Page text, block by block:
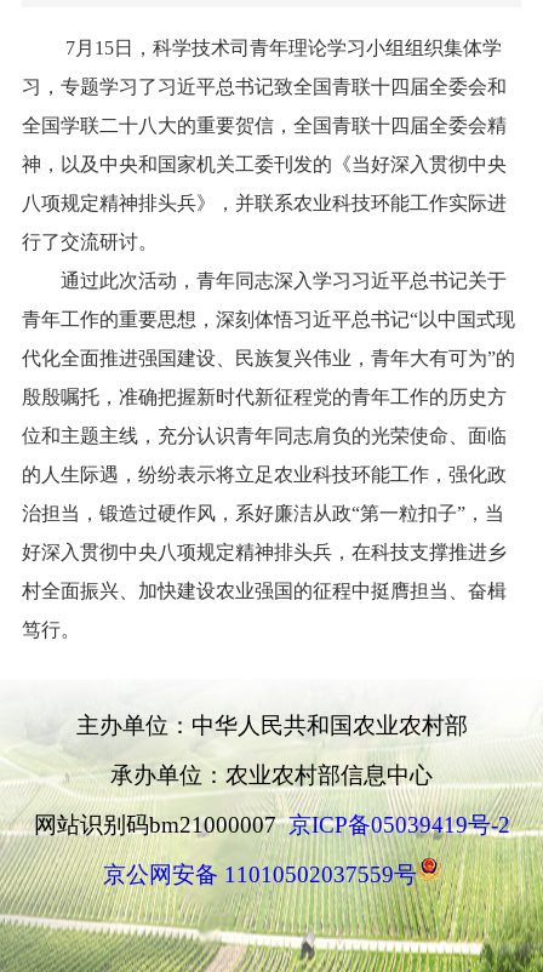
7月 15日，科学技术司青年理论学习小组组织集体学
习，专题学习了习近平总书记致全国青联十四届全委会和
全国学联二十八大的重要贺信，全国青联十四届全委会精
神，以及中央和国家机关工委刊发的《当好深入贯彻中央
八项规定精神排头兵》，并联系农业科技环能工作实际进
行了交流研讨。
通过此次活动，青年同志深入学习习近平总书记关于
青年工作的重要思想，深刻体悟习近平总书记“以中国式现
代化全面推进强国建设、民族复兴伟业，青年大有可为”的
殷殷嘱托，准确把握新时代新征程党的青年工作的历史方
位和主题主线，充分认识青年同志肩负的光荣使命、面临
的人生际遇，纷纷表示将立足农业科技环能工作，强化政
治担当，锻造过硬作风，系好廉洁从政“第一粒扣子”，当
好深入贯彻中央八项规定精神排头兵，在科技支撑推进乡
村全面振兴、加快建设农业强国的征程中挺膺担当、奋楫
笃行。
主办单位：中华人民共和国农业农村部
承办单位：农业农村部信息中心
网站识别码bm21000007京ICP备05039419号-2
京公网安备 11010502037559号